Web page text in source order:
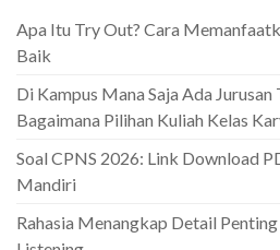
Apa Itu Try Out? Cara
Baik
Di Kampus Mana Saja Ada
Bagaimana Pilihan Kuliah Kelas
Soal CPNS 2026: Link Download
Mandiri
Rahasia Menangkap Detail